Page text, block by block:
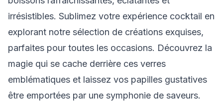
irrésistibles. Sublimez votre expérience cocktail en
explorant notre sélection de créations exquises,
parfaites pour toutes les occasions. Découvrez la
magie qui se cache derrière ces verres
emblématiques et laissez vos papilles gustatives
être emportées par une symphonie de saveurs.